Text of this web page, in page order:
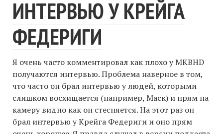
ИНТЕРВЬЮ У КРЕЙГА
ФЕДЕРИГИ
Я очень часто комментировал как плохо у MKBHD
получаются интервью. Проблема наверное в том,
что часто он брал интервью у людей, которыми
слишком восхищается (например, Маск) и прям на
камеру видно как он стесняется. На этот раз он
брал интервью у Крейга Федериги и оно прям